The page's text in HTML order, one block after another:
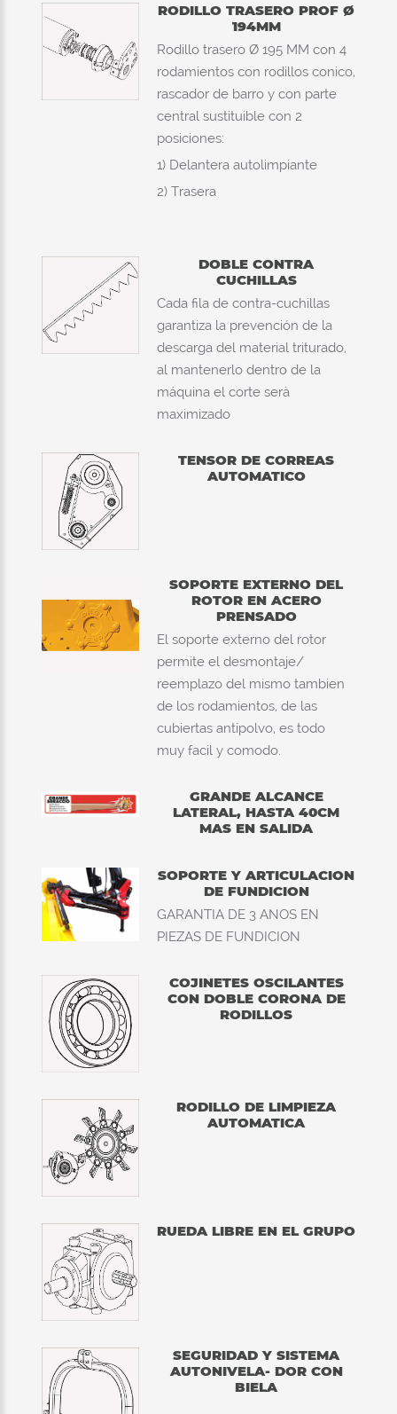
RODILLO TRASERO PROF Ø
194MM
Rodillo trasero Ø 195 MM con 4
rodamientos con rodillos conico,
rascador de barro y con parte
central sustituible con 2
posiciones:
1) Delantera autolimpiante
2) Trasera
DOBLE CONTRA
CUCHILLAS
Cada fila de contra-cuchillas
garantiza la prevención de la
descarga del material triturado,
al mantenerlo dentro de la
máquina el corte serà
maximizado
TENSOR DE CORREAS
AUTOMATICO
SOPORTE EXTERNO DEL
ROTOR EN ACERO
PRENSADO
El soporte externo del rotor
permite el desmontaje/
reemplazo del mismo tambien
de los rodamientos, de las
cubiertas antipolvo, es todo
muy facil y comodo.
GRANDE ALCANCE
LATERAL, HASTA 40CM
MAS EN SALIDA
SOPORTE Y ARTICULACION
DE FUNDICION
GARANTIA DE 3 ANOS EN
PIEZAS DE FUNDICION
COJINETES OSCILANTES
CON DOBLE CORONA DE
RODILLOS
RODILLO DE LIMPIEZA
AUTOMATICA
RUEDA LIBRE EN EL GRUPO
SEGURIDAD Y SISTEMA
AUTONIVELA- DOR CON
BIELA